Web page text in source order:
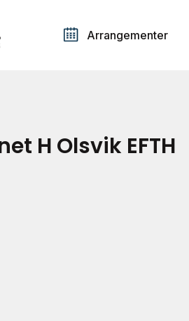
Arrangementer
H Olsvik EFTH